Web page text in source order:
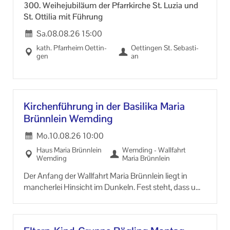
300. Wei­he­ju­bi­lä­um der Pfarr­kir­che St. Luzia und
St. Ot­ti­lia mit Füh­rung
Sa.08.08.26 15:00
kath. Pfarr­heim Oet­tin­
gen
Oet­tin­gen St. Se­bas­ti­
an
Kir­chen­füh­rung in der Ba­si­li­ka Maria
Brünn­lein Wem­ding
Mo.10.08.26 10:00
Haus Maria Brünn­lein
Wem­ding
Wem­ding - Wall­fahrt
Maria Brünn­lein
Der An­fang der Wall­fahrt Maria Brünn­lein liegt in
man­cher­lei Hin­sicht im Dun­keln. Fest steht, dass um
Informationen
Machen Sie mit!
Ihr Kontakt zu uns
Impressum